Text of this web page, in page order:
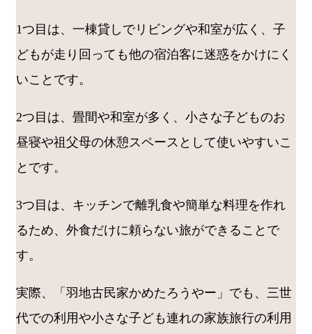
1つ目は、一棟貸しでリビングや和室が広く、子
どもが走り回っても他の宿泊客に迷惑をかけにく
いことです。
2つ目は、畳間や和室が多く、小さな子どものお
昼寝や祖父母の休憩スペースとして使いやすいこ
とです。
3つ目は、キッチンで離乳食や簡単な料理を作れ
るため、外食だけに頼らない旅ができることで
す。
実際、「羽地古民家かめたろうやー」でも、三世
代での利用や小さな子ども連れの家族旅行の利用